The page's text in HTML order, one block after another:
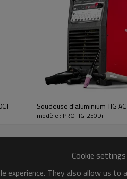
TIG PULSÉ
Soudeuse d'aluminium TIG
modèle : PROTIG-250Di
Cookie settings
experience. They also allow us